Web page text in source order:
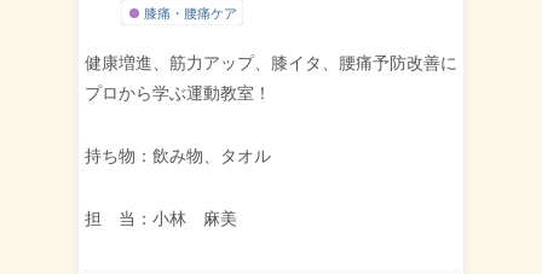
膝痛・腰痛ケア
健康増進、筋力アップ、膝イタ、腰痛予防改善に
プロから学ぶ運動教室！
持ち物：飲み物、タオル
担 当：小林 麻美